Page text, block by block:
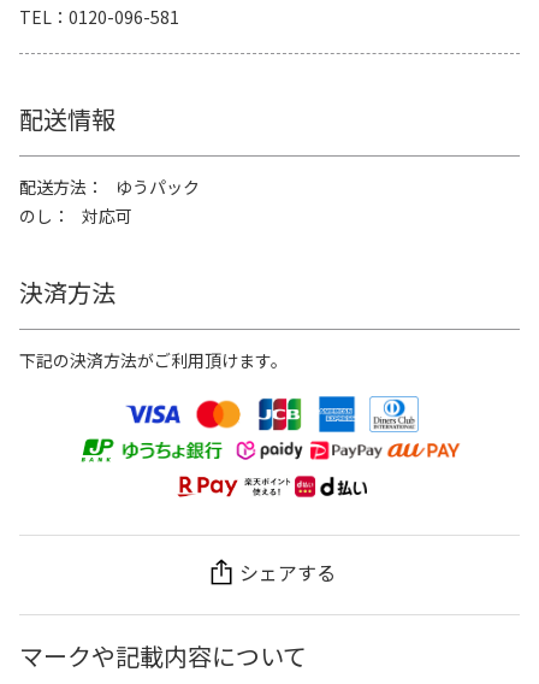
TEL
0120-096-581
配送情報
配送方法
ゆうパック
のし
対応可
決済方法
下記の決済方法がご利用頂けます。
シェアする
マークや記載内容について